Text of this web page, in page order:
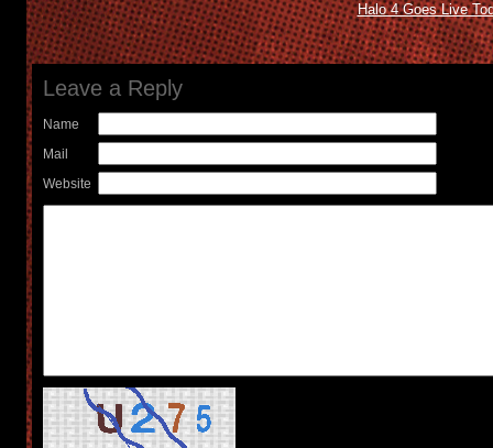
Halo 4 Goes Live
Leave a Reply
Name
Mail
Website